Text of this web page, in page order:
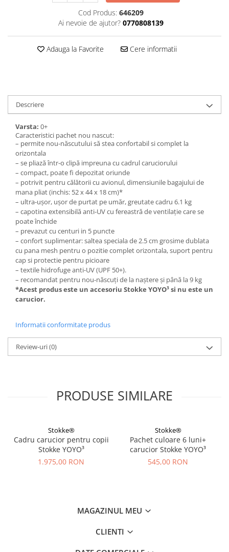
Cod Produs: 646209
Ai nevoie de ajutor? 0770808139
Adauga la Favorite Cere informatii
Descriere
Varsta: 0+
Caracteristici pachet nou nascut:
– permite nou-născutului să stea confortabil si complet la
orizontala
– se pliază într-o clipă impreuna cu cadrul caruciorului
– compact, poate fi depozitat oriunde
– potrivit pentru călătorii cu avionul, dimensiunile bagajului de
mana pliat (inchis: 52 x 44 x 18 cm)*
– ultra-ușor, ușor de purtat pe umăr, greutate cadru 6.1 kg
– capotina extensibilă anti-UV cu fereastră de ventilație care se
poate închide
– prevazut cu centuri in 5 puncte
– confort suplimentar: saltea speciala de 2.5 cm grosime dublata
cu pana mesh pentru o pozitie complet orizontala, suport pentru
cap si protectie pentru picioare
– textile hidrofuge anti-UV (UPF 50+).
– recomandat pentru nou-născuți de la naștere și până la 9 kg
*Acest produs este un accesoriu Stokke YOYO³ si nu este un
carucior.
Informatii conformitate produs
Review-uri(0)
PRODUSE SIMILARE
Stokke®
Cadru carucior pentru copii
Stokke YOYO³
1.975,00 RON
Stokke®
Pachet culoare 6 luni+
carucior Stokke YOYO³
545,00 RON
MAGAZINUL MEU
CLIENTI